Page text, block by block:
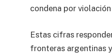
condena por
Estas cifras
fronteras argentinas